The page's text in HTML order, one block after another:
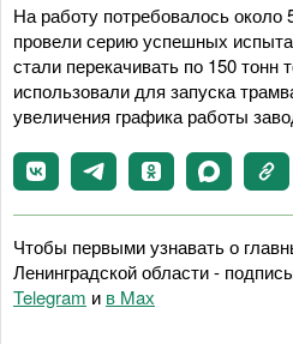
На работу потребовалось
провели серию успешных
стали перекачивать по 150 тонн
использовали для запуска
увеличения графика работы
Чтобы первыми узнавать о
Ленинградской области -
Telegram и в Maх